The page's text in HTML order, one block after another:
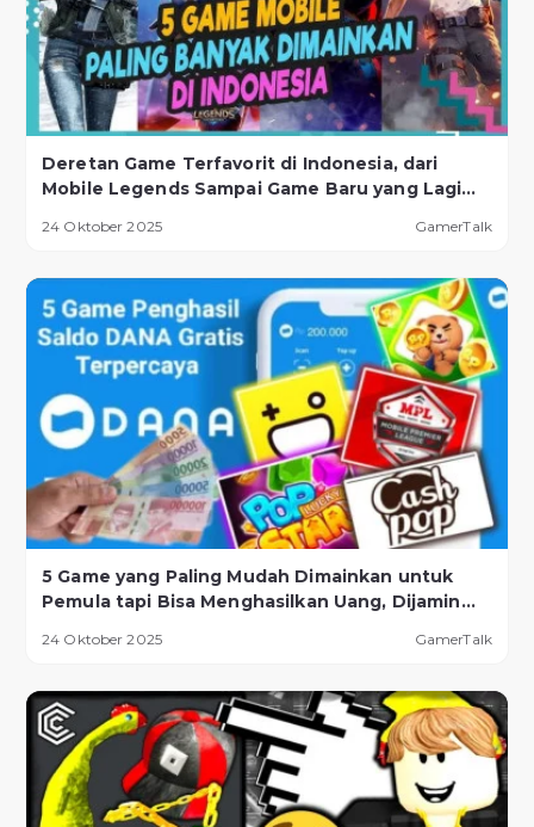
Deretan Game Terfavorit di Indonesia, dari
Mobile Legends Sampai Game Baru yang Lagi
24 Oktober 2025 GamerTalk
5 Game yang Paling Mudah Dimainkan untuk
Pemula tapi Bisa Menghasilkan Uang, Dijamin
24 Oktober 2025 GamerTalk